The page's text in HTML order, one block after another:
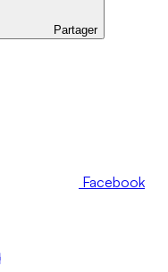
Partager
Facebook